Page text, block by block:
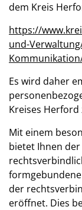
dem Kreis
https://
und-
Es wird daher
Kreises Herford
Mit einem
bietet Ihnen
der
eröffnet. Dies